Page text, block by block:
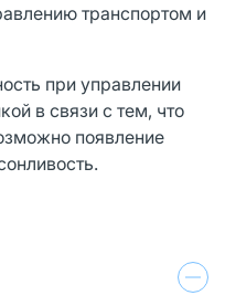
транспортом и
при управлении
в связи с тем, что
появление